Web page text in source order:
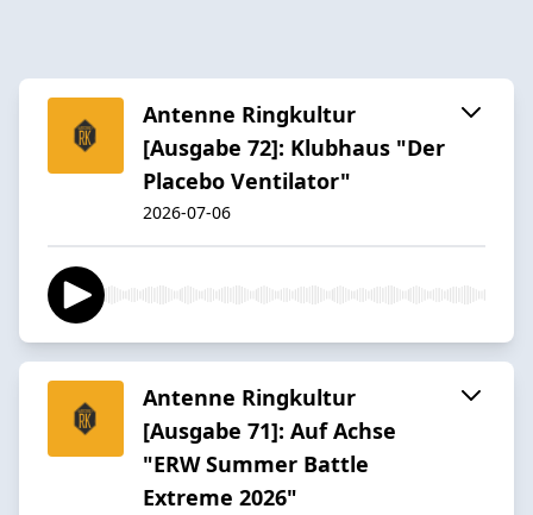
Antenne Ringkultur
[Ausgabe 72]: Klubhaus "Der
Placebo Ventilator"
2026-07-06
Antenne Ringkultur
[Ausgabe 71]: Auf Achse
"ERW Summer Battle
Extreme 2026"